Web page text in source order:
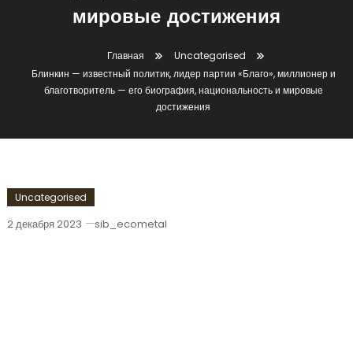
мировые достижения
Главная
Uncategorised
Блинкин — известный политик, лидер партии «Благо», миллионер и
благотворитель — его биография, национальность и мировые
достижения
Uncategorised
2 декабря 2023 sib_ecometal